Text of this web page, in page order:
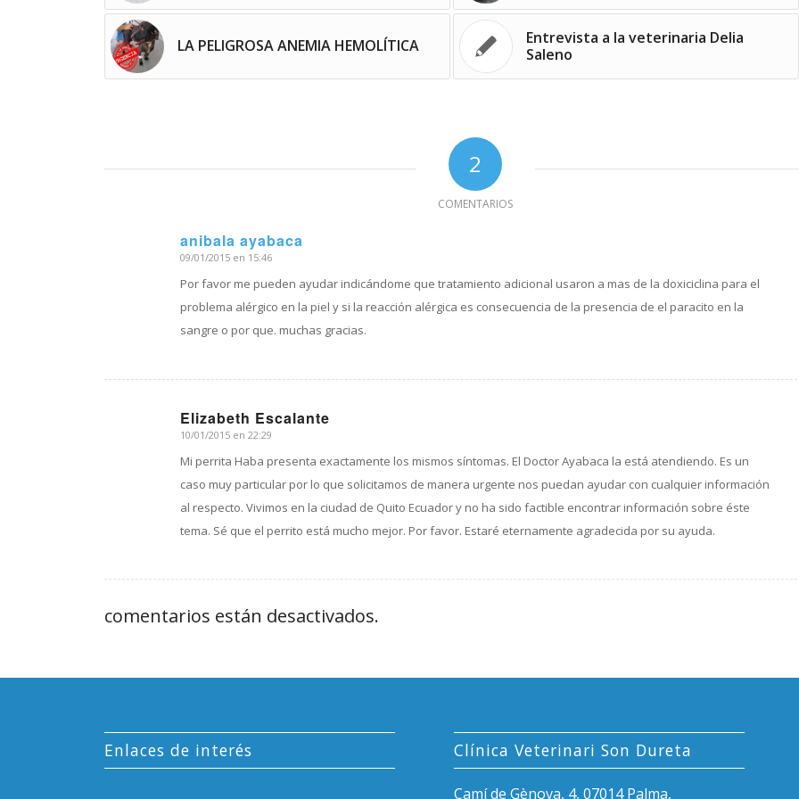
LA PELIGROSA ANEMIA HEMOLÍTICA
Entrevista a la veterinaria Delia
Saleno
2
COMENTARIOS
anibala ayabaca
Dice:
09/01/2015 en 15:46
Por favor me pueden ayudar indicándome que tratamiento adicional usaron a mas de la doxiciclina para el
problema alérgico en la piel y si la reacción alérgica es consecuencia de la presencia de el paracito en la
sangre o por que. muchas gracias.
Elizabeth Escalante
Dice:
10/01/2015 en 22:29
Mi perrita Haba presenta exactamente los mismos síntomas. El Doctor Ayabaca la está atendiendo. Es un
caso muy particular por lo que solicitamos de manera urgente nos puedan ayudar con cualquier información
al respecto. Vivimos en la ciudad de Quito Ecuador y no ha sido factible encontrar información sobre éste
tema. Sé que el perrito está mucho mejor. Por favor. Estaré eternamente agradecida por su ayuda.
comentarios están desactivados.
Enlaces de interés Clínica Veterinari Son Dureta
Camí de Gènova, 4, 07014 Palma,